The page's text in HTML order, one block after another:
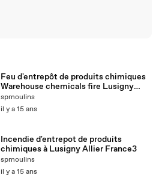
Feu d'entrepôt de produits chimiques
Warehouse chemicals fire Lusigny
France sapeur pompier de Allier
Lusigny
spmoulins
il y a 15 ans
Incendie d'entrepot de produits
chimiques à Lusigny Allier France3
spmoulins
il y a 15 ans